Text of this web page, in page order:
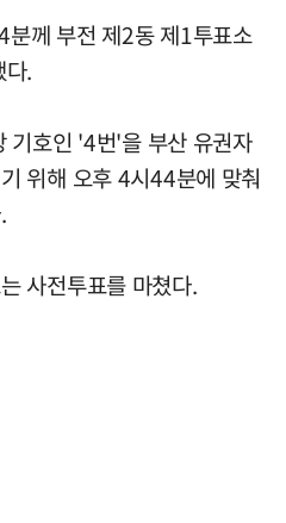
께 부전 제2동 제1투표소
.
기호인 '4번'을 부산 유권자
위해 오후 4시44분에 맞춰
사전투표를 마쳤다.